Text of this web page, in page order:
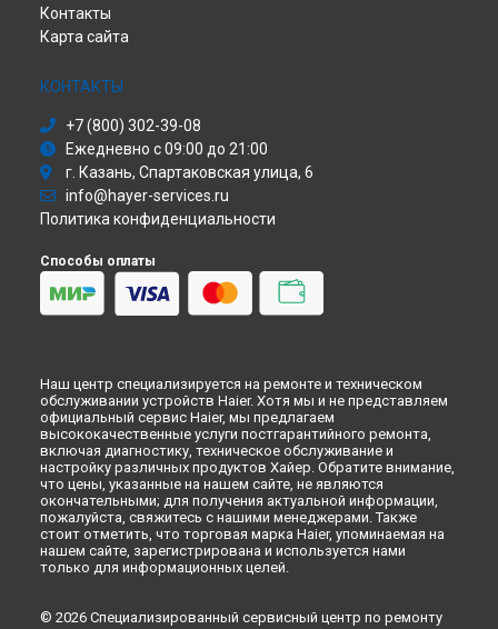
Контакты
Карта сайта
КОНТАКТЫ
+7 (800) 302-39-08
Ежедневно с 09:00 до 21:00
г. Казань, Спартаковская улица, 6
info@hayer-services.ru
Политика конфиденциальности
Способы оплаты
Наш центр специализируется на ремонте и техническом
обслуживании устройств Haier. Хотя мы и не представляем
официальный сервис Haier, мы предлагаем
высококачественные услуги постгарантийного ремонта,
включая диагностику, техническое обслуживание и
настройку различных продуктов Хайер. Обратите внимание,
что цены, указанные на нашем сайте, не являются
окончательными; для получения актуальной информации,
пожалуйста, свяжитесь с нашими менеджерами. Также
стоит отметить, что торговая марка Haier, упоминаемая на
нашем сайте, зарегистрирована и используется нами
только для информационных целей.
© 2026 Специализированный сервисный центр по ремонту